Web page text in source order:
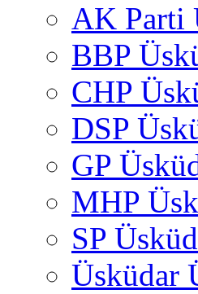
AK Parti
BBP
CHP
DSP
GP
MHP
SP
Üsküdar